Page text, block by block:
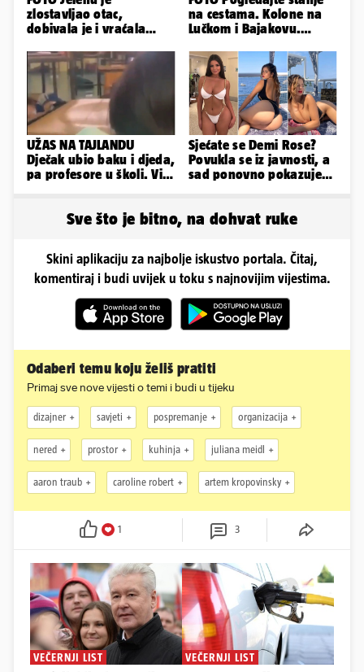
zlostavljao otac,
dobivala je i vraćala
tukao šakama'
na cestama. Kolone na
Lučkom i Bajakovu.
UŽAS NA TAJLANDU
Dječak ubio baku i djeda,
pa profesore u školi. Više
Sjećate se Demi Rose?
Povukla se iz javnosti, a
sad ponovno pokazuje
Sve što je bitno, na dohvat ruke
Skini aplikaciju za najbolje iskustvo portala. Čitaj,
komentiraj i budi uvijek u toku s najnovijim vijestima.
Odaberi temu koju želiš pratiti
Primaj sve nove vijesti o temi i budi u tijeku
dizajner savjeti pospremanje organizacija
nered prostor kuhinja juliana meidl
aaron traub caroline robert artem kropovinsky
1 3